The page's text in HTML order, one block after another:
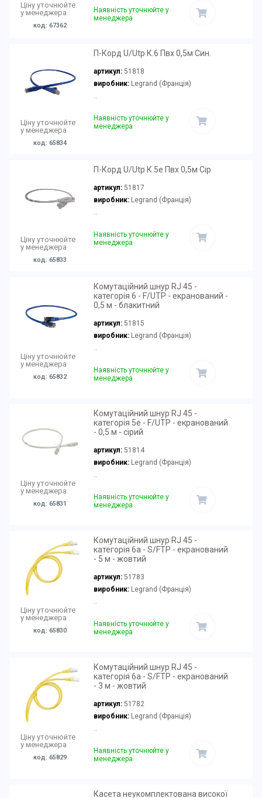
Ціну уточнюйте
у менеджера
код: 67362
Наявність уточнюйте у
менеджера
Ціну уточнюйте
у менеджера
код: 65834
П-Корд U/Utp К.6 Пвх 0,5м Син.
артикул: 51818
виробник:Legrand (Франція)
Наявність уточнюйте у
менеджера
Ціну уточнюйте
у менеджера
код: 65833
П-Корд U/Utp К.5e Пвх 0,5м Сір
артикул: 51817
виробник:Legrand (Франція)
..
Наявність уточнюйте у
менеджера
Ціну уточнюйте
у менеджера
код: 65832
Комутаційний шнур RJ 45 -
категорія 6 - F/UTP - екранований -
0,5 м - блакитний
артикул: 51815
виробник:Legrand (Франція)
..
Наявність уточнюйте у
менеджера
Ціну уточнюйте
у менеджера
код: 65831
Комутаційний шнур RJ 45 -
категорія 5е - F/UTP - екранований
- 0,5 м - сірий
артикул: 51814
виробник:Legrand (Франція)
..
Наявність уточнюйте у
менеджера
Ціну уточнюйте
у менеджера
код: 65830
Комутаційний шнур RJ 45 -
категорія 6а - S/FTP - екранований
- 5 м - жовтий
артикул: 51783
виробник:Legrand (Франція)
..
Наявність уточнюйте у
менеджера
Ціну уточнюйте
у менеджера
код: 65829
Комутаційний шнур RJ 45 -
категорія 6а - S/FTP - екранований
- 3 м - жовтий
артикул: 51782
виробник:Legrand (Франція)
..
Наявність уточнюйте у
менеджера
Касета неукомплектована високої